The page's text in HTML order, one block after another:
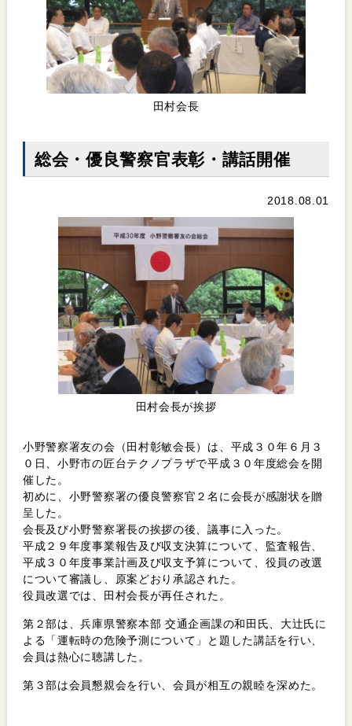
田村会長
総会・優良警察官表彰・講話開催
2018.08.01
田村会長が挨拶
小野警察署友の会（田村彰敏会長）は、平成３０年６月３
０日、小野市の匠台テクノプラザで平成３０年度総会を開
催した。
初めに、小野警察署の優良警察官２名に会長が感謝状を贈
呈した。
会長及び小野警察署長の挨拶の後、議事に入った。
平成２９年度事業報告及び収支決算について、監査報告、
平成３０年度事業計画及び収支予算について、役員の改選
について審議し、原案どおり承認された。
役員改選では、田村会長が再任された。
第２部は、兵庫県警察本部 交通企画課の和田氏、大辻氏に
よる「運転時の危険予測について」と題した講話を行い、
会員は熱心に聴講した。
第３部は会員懇親会を行い、会員が相互の親睦を深めた。